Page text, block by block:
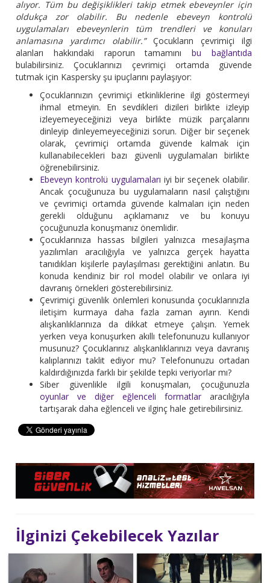
alıyor. Tüm bu değişiklikleri takip etmek ebeveynler için
oldukça zor olabilir. Bu nedenle ebeveyn kontrolü
uygulamaları ebeveynlerin tüm trendleri ve konuları
anlamasına yardımcı olabilir.” Çocukların çevrimiçi ilgi
alanları hakkındaki raporun tamamınıbu bağlantıda
bulabilirsiniz. Çocuklarınızı çevrimiçi ortamda güvende
tutmak için Kaspersky şu ipuçlarını paylaşıyor:
Çocuklarınızın çevrimiçi etkinliklerine ilgi göstermeyi
ihmal etmeyin. En sevdikleri dizileri birlikte izleyip
izleyemeyeceğinizi veya birlikte müzik parçalarını
dinleyip dinleyemeyeceğinizi sorun. Diğer bir seçenek
olarak, çevrimiçi ortamda güvende kalmak için
kullanabilecekleri bazı güvenli uygulamaları birlikte
öğrenebilirsiniz.
Ebeveyn kontrolü uygulamaları iyi bir seçenek olabilir.
Ancak çocuğunuza bu uygulamaların nasıl çalıştığını
ve çevrimiçi ortamda güvende kalmaları için neden
gerekli olduğunu açıklamanız ve bu konuyu
çocuğunuzla konuşmanız önemlidir.
Çocuklarınıza hassas bilgileri yalnızca mesajlaşma
yazılımları aracılığıyla ve yalnızca gerçek hayatta
tanıdıkları kişilerle paylaşılması gerektiğini anlatın. Bu
konuda kendiniz bir rol model olabilir ve onlara iyi
davranış örnekleri gösterebilirsiniz.
Çevrimiçi güvenlik önlemleri konusunda çocuklarınızla
iletişim kurmaya daha fazla zaman ayırın. Kendi
alışkanlıklarınıza da dikkat etmeye çalışın. Yemek
yerken veya konuşurken akıllı telefonunuzu kullanıyor
musunuz? Çocuklarınız alışkanlıklarınızı veya davranış
kalıplarınızı taklit ediyor mu? Telefonunuzu ortadan
kaldırdığınızda farklı bir şekilde tepki veriyorlar mı?
Siber güvenlikle ilgili konuşmaları, çocuğunuzla
oyunlar ve diğer eğlenceli formatlar aracılığıyla
tartışarak daha eğlenceli ve ilginç hale getirebilirsiniz.
İlginizi Çekebilecek Yazılar